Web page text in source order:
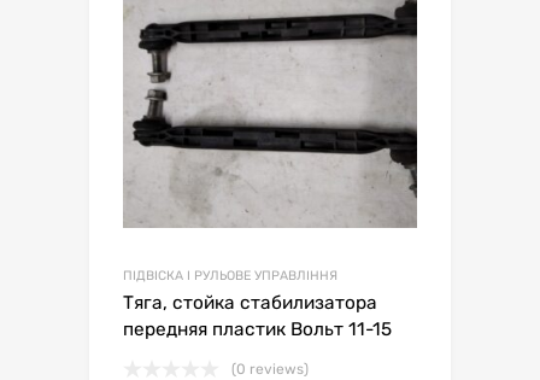
ПІДВІСКА І РУЛЬОВЕ УПРАВЛІННЯ
Тяга, стойка стабилизатора
передняя пластик Вольт 11-15
(0 reviews)